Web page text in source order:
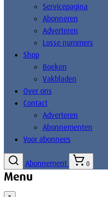
Servicepagina
Abonneren
Adverteren
Losse nummers
Shop
Boeken
Vakbladen
Over ons
Contact
Adverteren
Abonnementen
Voor abonnees
Abonnement 0
Menu